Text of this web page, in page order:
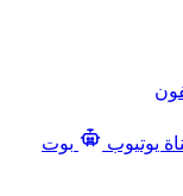
يوتيوب
بوت